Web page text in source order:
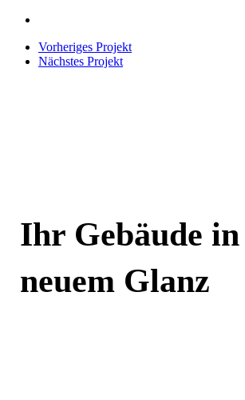
Hamburg
Vorheriges Projekt
Nächstes Projekt
Ihr Gebäude in
neuem Glanz